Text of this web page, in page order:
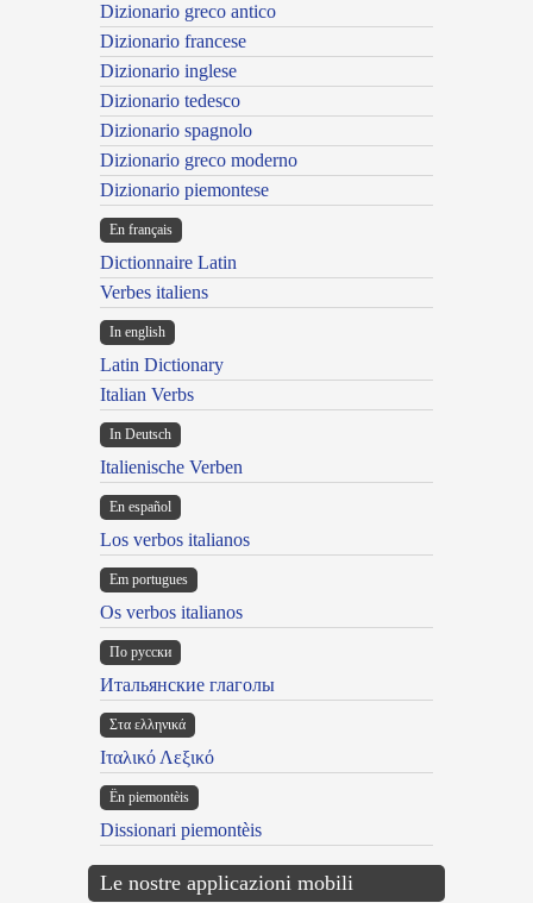
Dizionario greco antico
Dizionario francese
Dizionario inglese
Dizionario tedesco
Dizionario spagnolo
Dizionario greco moderno
Dizionario piemontese
En français
Dictionnaire Latin
Verbes italiens
In english
Latin Dictionary
Italian Verbs
In Deutsch
Italienische Verben
En español
Los verbos italianos
Em portugues
Os verbos italianos
По русски
Итальянские глаголы
Στα ελληνικά
Ιταλικό Λεξικό
Ën piemontèis
Dissionari piemontèis
Le nostre applicazioni mobili